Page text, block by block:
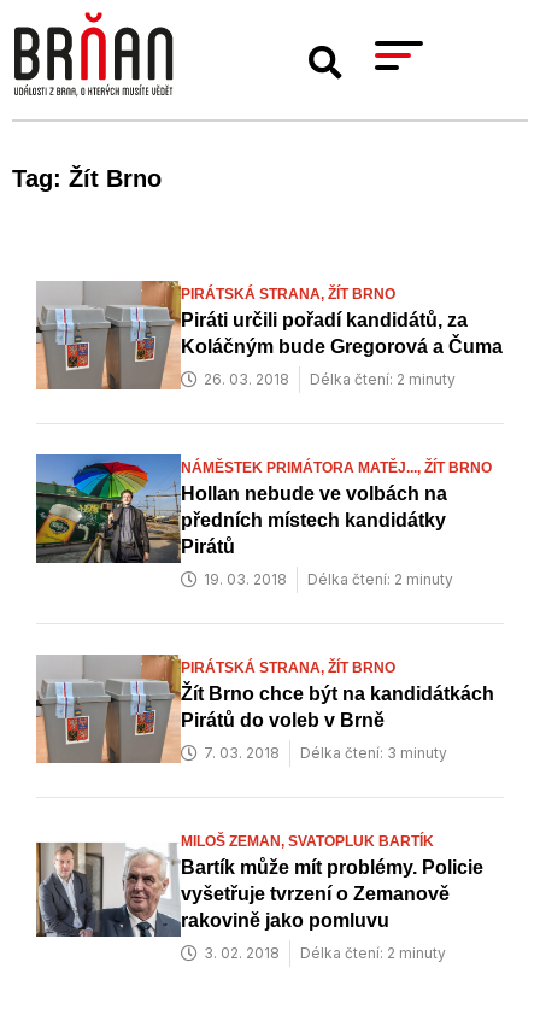
Tag: Žít Brno
PIRÁTSKÁ STRANA, ŽÍT BRNO
Piráti určili pořadí kandidátů, za
Koláčným bude Gregorová a Čuma
26. 03. 2018 Délka čtení: 2 minuty
NÁMĚSTEK PRIMÁTORA MATĚJ..., ŽÍT BRNO
Hollan nebude ve volbách na
předních místech kandidátky
Pirátů
19. 03. 2018 Délka čtení: 2 minuty
PIRÁTSKÁ STRANA, ŽÍT BRNO
Žít Brno chce být na kandidátkách
Pirátů do voleb v Brně
7. 03. 2018 Délka čtení: 3 minuty
MILOŠ ZEMAN, SVATOPLUK BARTÍK
Bartík může mít problémy. Policie
vyšetřuje tvrzení o Zemanově
rakovině jako pomluvu
3. 02. 2018 Délka čtení: 2 minuty